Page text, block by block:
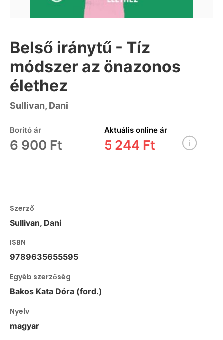
Belső iránytű - Tíz
módszer az önazonos
élethez
Sullivan, Dani
Borító ár
6 900 Ft
Aktuális online ár
5 244 Ft
Szerző
Sullivan, Dani
ISBN
9789635655595
Egyéb szerzőség
Bakos Kata Dóra (ford.)
Nyelv
magyar